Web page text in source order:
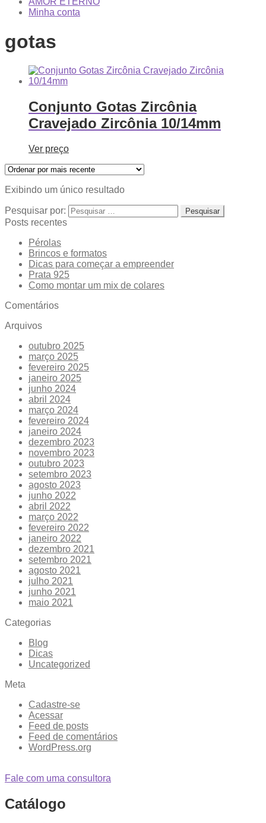
Minha conta
gotas
Conjunto Gotas Zircônia
Cravejado Zircônia 10/14mm
Ver preço
Exibindo um único resultado
Pesquisar por:
Posts recentes
Pérolas
Brincos e formatos
Dicas para começar a empreender
Prata 925
Como montar um mix de colares
Comentários
Arquivos
outubro 2025
março 2025
fevereiro 2025
janeiro 2025
junho 2024
abril 2024
março 2024
fevereiro 2024
janeiro 2024
dezembro 2023
novembro 2023
outubro 2023
setembro 2023
agosto 2023
junho 2022
abril 2022
março 2022
fevereiro 2022
janeiro 2022
dezembro 2021
setembro 2021
agosto 2021
julho 2021
junho 2021
maio 2021
Categorias
Blog
Dicas
Uncategorized
Meta
Cadastre-se
Acessar
Feed de posts
Feed de comentários
WordPress.org
Fale com uma consultora
Catálogo